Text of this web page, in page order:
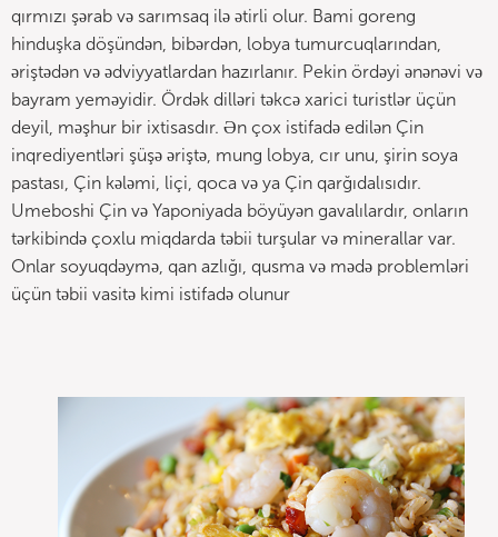
qırmızı şərab və sarımsaq ilə ətirli olur. Bami goreng
hinduşka döşündən, bibərdən, lobya tumurcuqlarından,
əriştədən və ədviyyatlardan hazırlanır. Pekin ördəyi ənənəvi və
bayram yeməyidir. Ördək dilləri təkcə xarici turistlər üçün
deyil, məşhur bir ixtisasdır. Ən çox istifadə edilən Çin
inqrediyentləri şüşə əriştə, mung lobya, cır unu, şirin soya
pastası, Çin kələmi, liçi, qoca və ya Çin qarğıdalısıdır.
Umeboshi Çin və Yaponiyada böyüyən gavalılardır, onların
tərkibində çoxlu miqdarda təbii turşular və minerallar var.
Onlar soyuqdəymə, qan azlığı, qusma və mədə problemləri
üçün təbii vasitə kimi istifadə olunur